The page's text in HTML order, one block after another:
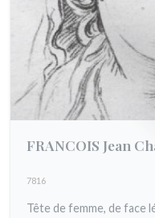
FRANCOIS Jean
7816
Tête de femme, de face